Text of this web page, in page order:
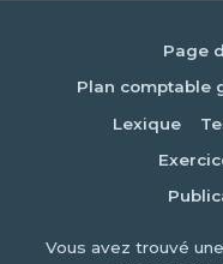
Page
Plan comptable
Lexique
Vous avez trouvé